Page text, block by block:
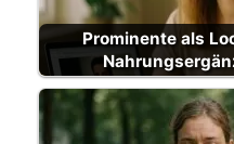
Prominente als